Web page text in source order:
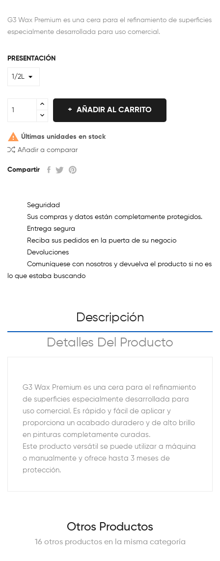
G3 Wax Premium es una cera para el refinamiento de superficies
especialmente desarrollada para uso comercial.
PRESENTACIÓN
AÑADIR AL CARRITO
 Últimas unidades en stock
Añadir a comparar
Compartir
Seguridad
Sus compras y datos están completamente protegidos.
Entrega segura
Reciba sus pedidos en la puerta de su negocio
Devoluciones
Comuníquese con nosotros y devuelva el producto si no es
lo que estaba buscando
Descripción
Detalles Del Producto
G3 Wax Premium es una cera para el refinamiento
de superficies especialmente desarrollada para
uso comercial. Es rápido y fácil de aplicar y
proporciona un acabado duradero y de alto brillo
en pinturas completamente curadas.
Este producto versátil se puede utilizar a máquina
o manualmente y ofrece hasta 3 meses de
protección.
Otros Productos
16 otros productos en la misma categoría